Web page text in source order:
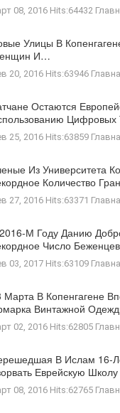
08, 2016 Hits:64432
Улицы В
И…
20, 2016 Hits:63946
Остаются
Цифровых
25, 2016 Hits:63859
Из Университета
Количество
27, 2016 Hits:63371
М Году Данию
Число Беженцев
03, 2017 Hits:63109
Марта В Копенгагене
Винтажной
02, 2016 Hits:62805
В Ислам 16-
Еврейскую
08, 2016 Hits:62765